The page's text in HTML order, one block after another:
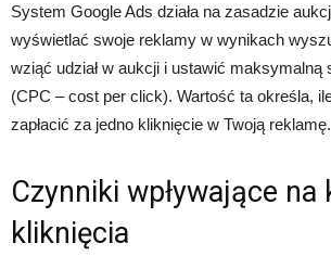
System Google Ads działa na zasadzie
wyświetlać swoje reklamy w wynikach
wziąć udział w aukcji i ustawić maksymalną
(CPC – cost per click). Wartość ta określa,
zapłacić za jedno kliknięcie w Twoją reklamę.
Czynniki wpływające na
kliknięcia